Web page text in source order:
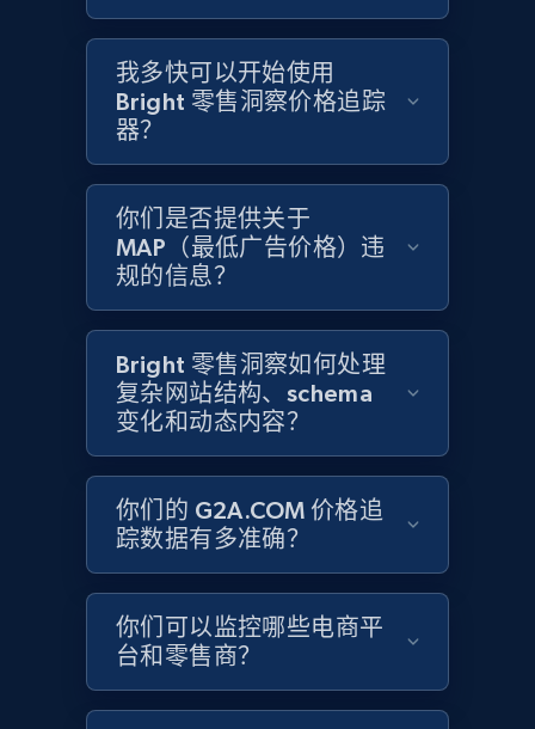
Home Depot US - Discover products by
specified URL
URL, Domain, Country code, Model number,
Sku, Product id, Product name, Manufacturer,
and more.
355+
Home Depot US - Discover products by
specified UPC
URL, Domain, Country code, Model number,
Sku, Product id, Product name, Manufacturer,
2.1K+ 355+ 立即开始
我多快可以开始使用
Bright 零售洞察价格追踪
器？
你们是否提供关于
MAP（最低广告价格）违
规的信息？
Bright 零售洞察如何处理
复杂网站结构、schema
变化和动态内容？
你们的 G2A.COM 价格追
踪数据有多准确？
你们可以监控哪些电商平
台和零售商？